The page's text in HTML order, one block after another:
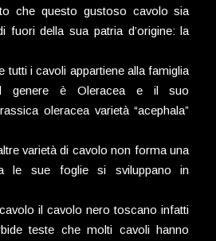
che questo gustoso cavolo sia
fuori della sua patria d’origine: la
tutti i cavoli appartiene alla famiglia
il genere è Oleracea e il suo
oleracea varietà “acephala”
varietà di cavolo non forma una
le sue foglie si sviluppano in
il cavolo nero toscano infatti
teste che molti cavoli hanno